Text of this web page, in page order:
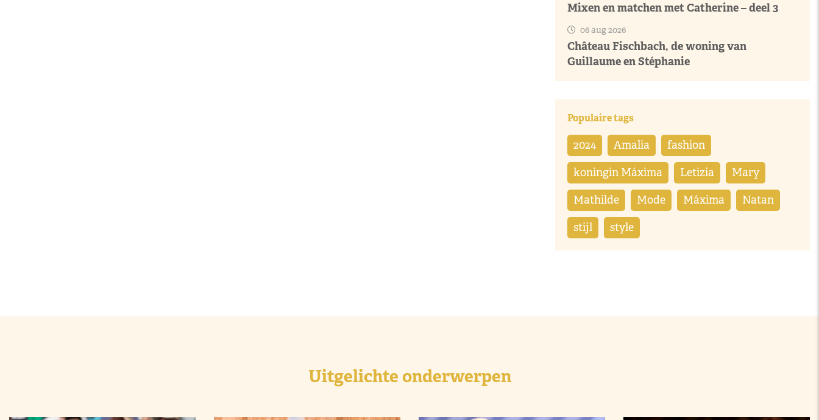
Mixen en matchen met Catherine – deel 3
06 aug 2026
Château Fischbach, de woning van
Guillaume en Stéphanie
Populaire tags
2024 Amalia fashion
koningin Máxima Letizia Mary
Mathilde Mode Máxima Natan
stijl style
Uitgelichte onderwerpen